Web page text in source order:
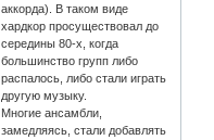
аккорда). В таком виде
хардкор просуществовал до
середины 80-х, когда
большинство групп либо
распалось, либо стали играть
другую музыку.
Многие ансамбли,
замедляясь, стали добавлять